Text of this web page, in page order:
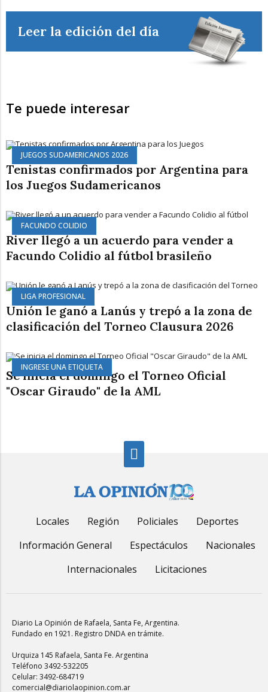
Leer la edición del día
Te puede interesar
JUEGOS SUDAMERICANOS 2026
Tenistas confirmados por Argentina para
los Juegos Sudamericanos
FACUNDO COLIDIO
River llegó a un acuerdo para vender a
Facundo Colidio al fútbol brasileño
LIGA PROFESIONAL
Unión le ganó a Lanús y trepó a la zona de
clasificación del Torneo Clausura 2026
INGRESE UNA ETIQUETA
Se inicia el domingo el Torneo Oficial
"Oscar Giraudo" de la AML
Locales Región Policiales
Deportes
Información General
Espectáculos
Nacionales
Internacionales
Licitaciones
Diario La Opinión de Rafaela, Santa Fe, Argentina.
Fundado en 1921. Registro DNDA en trámite.
Urquiza 145 Rafaela, Santa Fe. Argentina
Teléfono 3492-532205
Celular: 3492-684719
comercial@diariolaopinion.com.ar